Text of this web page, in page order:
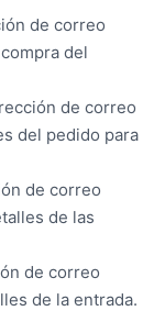
de correo
del
de correo
del pedido para
de correo
de las
de correo
de la entrada.